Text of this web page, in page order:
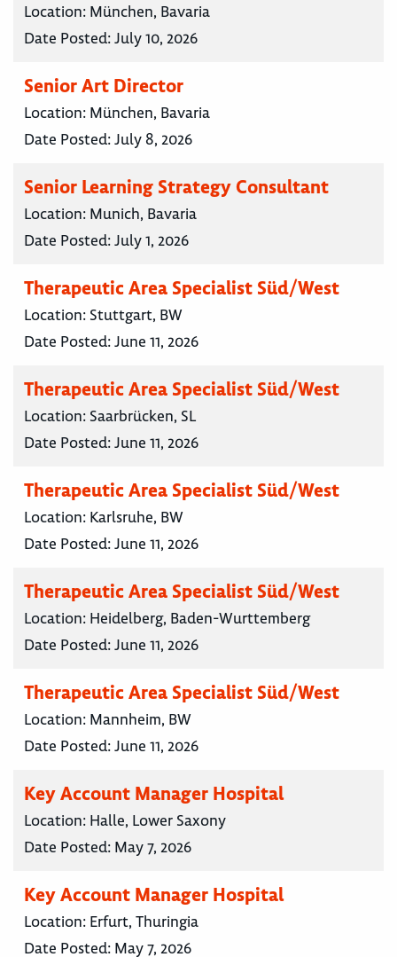
Location: München, Bavaria
Date Posted:July 10, 2026
Senior Art Director
Location: München, Bavaria
Date Posted:July 8, 2026
Senior Learning Strategy Consultant
Location: Munich, Bavaria
Date Posted:July 1, 2026
Therapeutic Area Specialist Süd/West
Location: Stuttgart, BW
Date Posted:June 11, 2026
Therapeutic Area Specialist Süd/West
Location: Saarbrücken, SL
Date Posted:June 11, 2026
Therapeutic Area Specialist Süd/West
Location: Karlsruhe, BW
Date Posted:June 11, 2026
Therapeutic Area Specialist Süd/West
Location: Heidelberg, Baden-Wurttemberg
Date Posted:June 11, 2026
Therapeutic Area Specialist Süd/West
Location: Mannheim, BW
Date Posted:June 11, 2026
Key Account Manager Hospital
Location: Halle, Lower Saxony
Date Posted: May 7, 2026
Key Account Manager Hospital
Location: Erfurt, Thuringia
Date Posted: May 7, 2026